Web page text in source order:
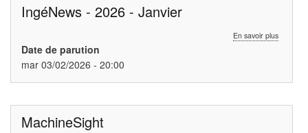
IngéNews - 2026 - Janvier
En savoir plussur
-
Date de parution
mar 03/02/2026 - 20:00
MachineSight